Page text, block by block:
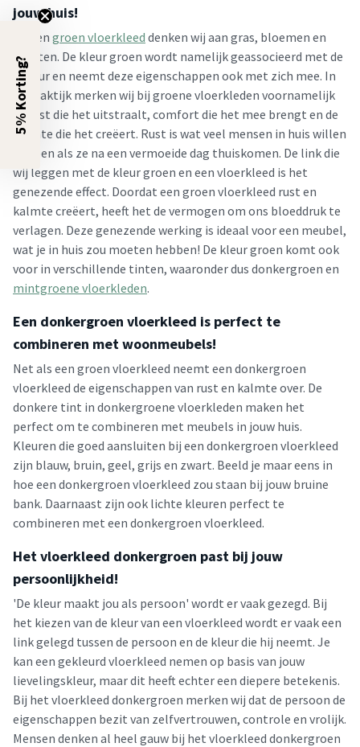
jouw huis!
Bij een groen vloerkleed denken wij aan gras, bloemen en
planten. De kleur groen wordt namelijk geassocieerd met de
natuur en neemt deze eigenschappen ook met zich mee. In
de praktijk merken wij bij groene vloerkleden voornamelijk
de rust die het uitstraalt, comfort die het mee brengt en de
kalmte die het creëert. Rust is wat veel mensen in huis willen
hebben als ze na een vermoeide dag thuiskomen. De link die
wij leggen met de kleur groen en een vloerkleed is het
genezende effect. Doordat een groen vloerkleed rust en
kalmte creëert, heeft het de vermogen om ons bloeddruk te
verlagen. Deze genezende werking is ideaal voor een meubel,
wat je in huis zou moeten hebben! De kleur groen komt ook
voor in verschillende tinten, waaronder dus donkergroen en
mintgroene vloerkleden.
Een donkergroen vloerkleed is perfect te
combineren met woonmeubels!
Net als een groen vloerkleed neemt een donkergroen
vloerkleed de eigenschappen van rust en kalmte over. De
donkere tint in donkergroene vloerkleden maken het
perfect om te combineren met meubels in jouw huis.
Kleuren die goed aansluiten bij een donkergroen vloerkleed
zijn blauw, bruin, geel, grijs en zwart. Beeld je maar eens in
hoe een donkergroen vloerkleed zou staan bij jouw bruine
bank. Daarnaast zijn ook lichte kleuren perfect te
combineren met een donkergroen vloerkleed.
Het vloerkleed donkergroen past bij jouw
persoonlijkheid!
'De kleur maakt jou als persoon' wordt er vaak gezegd. Bij
het kiezen van de kleur van een vloerkleed wordt er vaak een
link gelegd tussen de persoon en de kleur die hij neemt. Je
kan een gekleurd vloerkleed nemen op basis van jouw
lievelingskleur, maar dit heeft echter een diepere betekenis.
Bij het vloerkleed donkergroen merken wij dat de persoon de
eigenschappen bezit van zelfvertrouwen, controle en vrolijk.
Mensen denken al heel gauw bij het vloerkleed donkergroen
5% Korting?